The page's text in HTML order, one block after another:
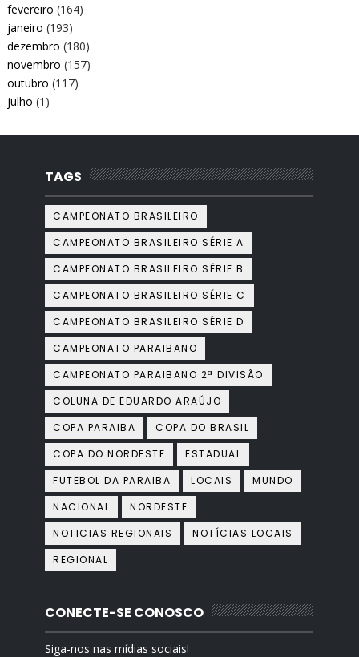
fevereiro (164)
janeiro (193)
dezembro (180)
novembro (157)
outubro (117)
julho (1)
TAGS
CAMPEONATO BRASILEIRO
CAMPEONATO BRASILEIRO SÉRIE A
CAMPEONATO BRASILEIRO SÉRIE B
CAMPEONATO BRASILEIRO SÉRIE C
CAMPEONATO BRASILEIRO SÉRIE D
CAMPEONATO PARAIBANO
CAMPEONATO PARAIBANO 2ª DIVISÃO
COLUNA DE EDUARDO ARAÚJO
COPA PARAIBA
COPA DO BRASIL
COPA DO NORDESTE
ESTADUAL
FUTEBOL DA PARAIBA
LOCAIS
MUNDO
NACIONAL
NORDESTE
NOTICIAS REGIONAIS
NOTÍCIAS LOCAIS
REGIONAL
CONECTE-SE CONOSCO
Siga-nos nas mídias sociais!